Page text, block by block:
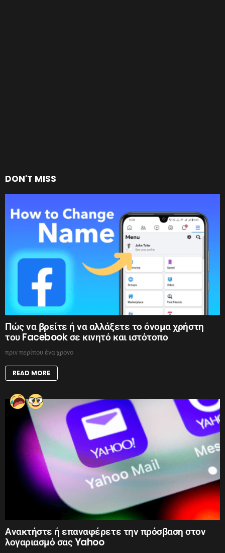
DON'T MISS
Πώς να βρείτε ή να αλλάξετε το όνομα χρήστη
του Facebook σε κινητό και ιστότοπο
πριν περίπου ένα χρόνο
READ MORE
Ανακτήστε ή επαναφέρετε την πρόσβαση στον
λογαριασμό σας Yahoo